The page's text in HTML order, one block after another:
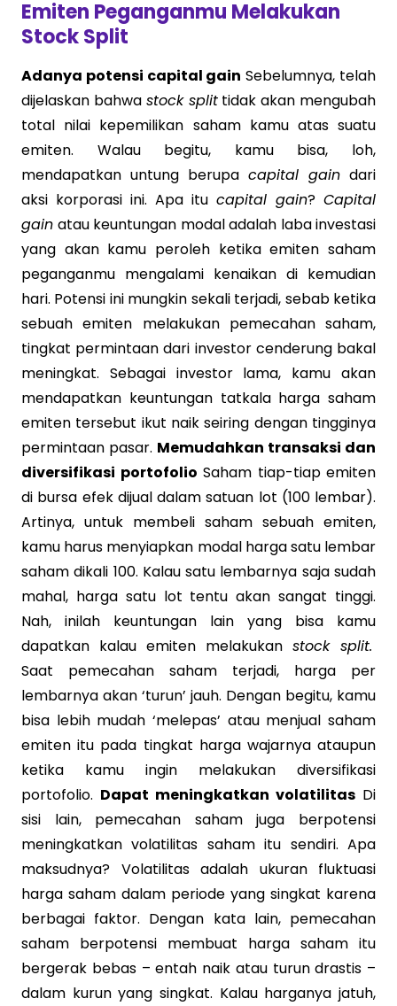
Emiten Peganganmu Melakukan
Stock Split
Adanya potensi capital gain Sebelumnya, telah
dijelaskan bahwa stock splittidak akan mengubah
total nilai kepemilikan saham kamu atas suatu
emiten. Walau begitu, kamu bisa, loh,
mendapatkan untung berupa capital gain dari
aksi korporasi ini. Apa itu capital gain? Capital
gain atau keuntungan modal adalah laba investasi
yang akan kamu peroleh ketika emiten saham
peganganmu mengalami kenaikan di kemudian
hari. Potensi ini mungkin sekali terjadi, sebab ketika
sebuah emiten melakukan pemecahan saham,
tingkat permintaan dari investor cenderung bakal
meningkat. Sebagai investor lama, kamu akan
mendapatkan keuntungan tatkala harga saham
emiten tersebut ikut naik seiring dengan tingginya
permintaan pasar. Memudahkan transaksi dan
diversifikasi portofolio Saham tiap-tiap emiten
di bursa efek dijual dalam satuan lot (100 lembar).
Artinya, untuk membeli saham sebuah emiten,
kamu harus menyiapkan modal harga satu lembar
saham dikali 100. Kalau satu lembarnya saja sudah
mahal, harga satu lot tentu akan sangat tinggi.
Nah, inilah keuntungan lain yang bisa kamu
dapatkan kalau emiten melakukan stock split.
Saat pemecahan saham terjadi, harga per
lembarnya akan ‘turun’ jauh. Dengan begitu, kamu
bisa lebih mudah ‘melepas’ atau menjual saham
emiten itu pada tingkat harga wajarnya ataupun
ketika kamu ingin melakukan diversifikasi
portofolio. Dapat meningkatkan volatilitas Di
sisi lain, pemecahan saham juga berpotensi
meningkatkan volatilitas saham itu sendiri. Apa
maksudnya? Volatilitas adalah ukuran fluktuasi
harga saham dalam periode yang singkat karena
berbagai faktor. Dengan kata lain, pemecahan
saham berpotensi membuat harga saham itu
bergerak bebas – entah naik atau turun drastis –
dalam kurun yang singkat. Kalau harganya jatuh,